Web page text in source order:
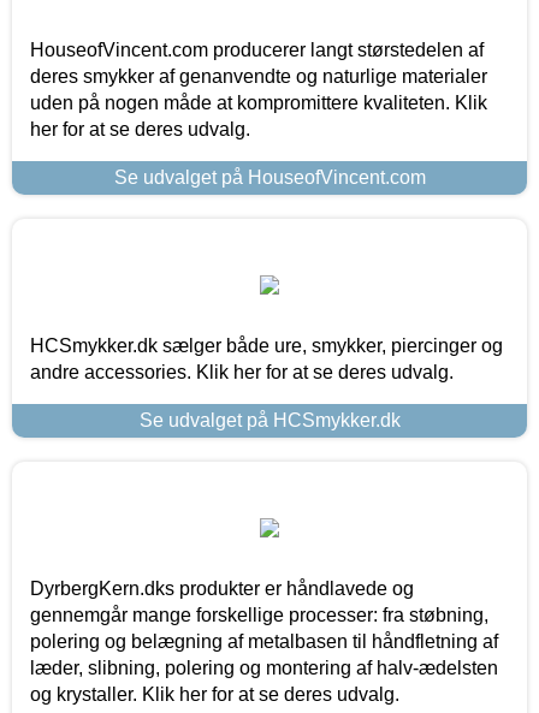
HouseofVincent.com producerer langt størstedelen af
deres smykker af genanvendte og naturlige materialer
uden på nogen måde at kompromittere kvaliteten. Klik
her for at se deres udvalg.
Se udvalget på HouseofVincent.com
HCSmykker.dk sælger både ure, smykker, piercinger og
andre accessories. Klik her for at se deres udvalg.
Se udvalget på HCSmykker.dk
DyrbergKern.dks produkter er håndlavede og
gennemgår mange forskellige processer: fra støbning,
polering og belægning af metalbasen til håndfletning af
læder, slibning, polering og montering af halv-ædelsten
og krystaller. Klik her for at se deres udvalg.